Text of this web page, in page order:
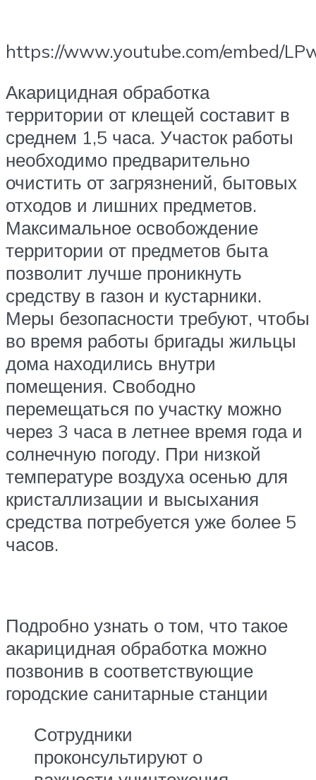
https://www.youtube.com/embed/
Акарицидная обработка
территории от клещей составит в
среднем 1,5 часа. Участок работы
необходимо предварительно
очистить от загрязнений, бытовых
отходов и лишних предметов.
Максимальное освобождение
территории от предметов быта
позволит лучше проникнуть
средству в газон и кустарники.
Меры безопасности требуют, чтобы
во время работы бригады жильцы
дома находились внутри
помещения. Свободно
перемещаться по участку можно
через 3 часа в летнее время года и
солнечную погоду. При низкой
температуре воздуха осенью для
кристаллизации и высыхания
средства потребуется уже более 5
часов.
Подробно узнать о том, что такое
акарицидная обработка можно
позвонив в соответствующие
городские санитарные станции
Сотрудники
проконсультируют о